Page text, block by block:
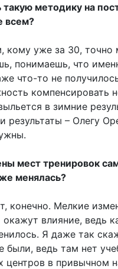
методику на
всем?
кому уже за 30,
понимаешь, что
что-то не
компенсировать
в зимние
результаты – Олегу
мест тренировок
менялась?
конечно. Мелкие
влияние, ведь
Я даже так
были, ведь там нет
центров в привычном